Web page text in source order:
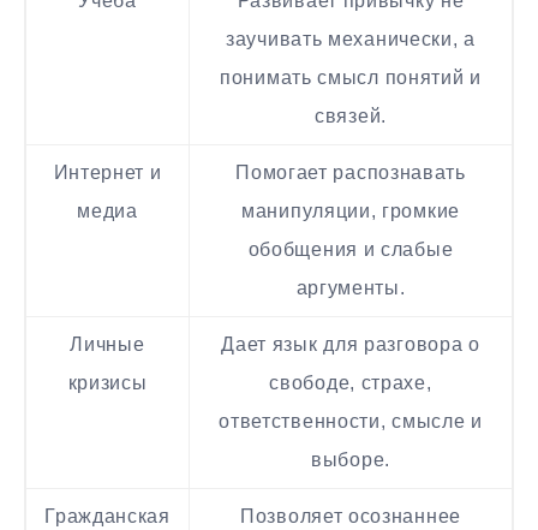
заучивать механически, а
понимать смысл понятий и
связей.
Интернет и
медиа
Помогает распознавать
манипуляции, громкие
обобщения и слабые
аргументы.
Личные
кризисы
Дает язык для разговора о
свободе, страхе,
ответственности, смысле и
выборе.
Гражданская
Позволяет осознаннее